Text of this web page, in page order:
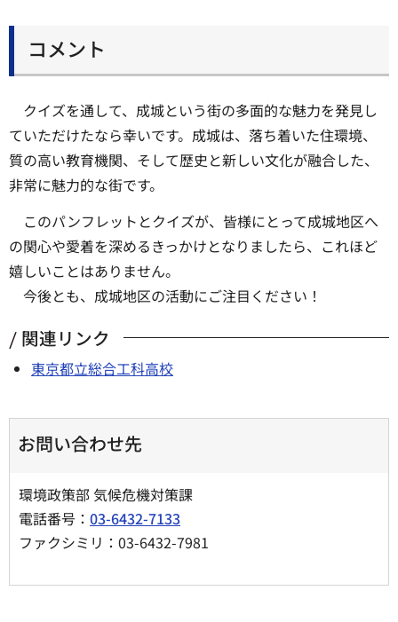
コメント
クイズを通して、成城という街の多面的な魅力を発見し
ていただけたなら幸いです。成城は、落ち着いた住環境、
質の高い教育機関、そして歴史と新しい文化が融合した、
非常に魅力的な街です。
このパンフレットとクイズが、皆様にとって成城地区へ
の関心や愛着を深めるきっかけとなりましたら、これほど
嬉しいことはありません。
今後とも、成城地区の活動にご注目ください！
関連リンク
東京都立総合工科高校
お問い合わせ先
環境政策部 気候危機対策課
電話番号： 03-6432-7133
ファクシミリ：03-6432-7981